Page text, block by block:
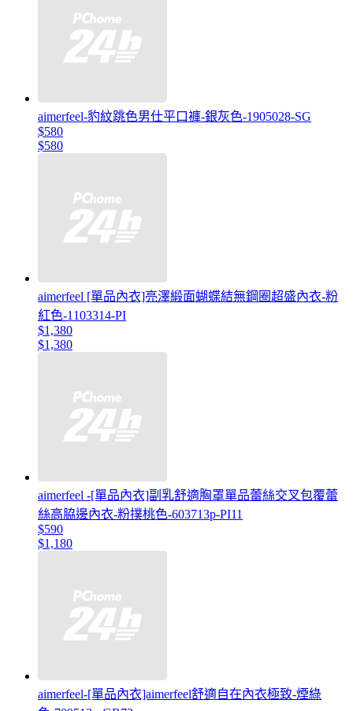
aimerfeel-豹紋跳色男仕平口褲-銀灰色-1905028-SG
$580
$580
aimerfeel [單品內衣]亮澤緞面蝴蝶結無鋼圈超盛內衣-粉
紅色-1103314-PI
$1,380
$1,380
aimerfeel -[單品內衣]副乳舒適胸罩單品蕾絲交叉包覆蕾
絲高脇邊內衣-粉撲桃色-603713p-PI11
$590
$1,180
aimerfeel-[單品內衣]aimerfeel舒適自在內衣極致-煙綠